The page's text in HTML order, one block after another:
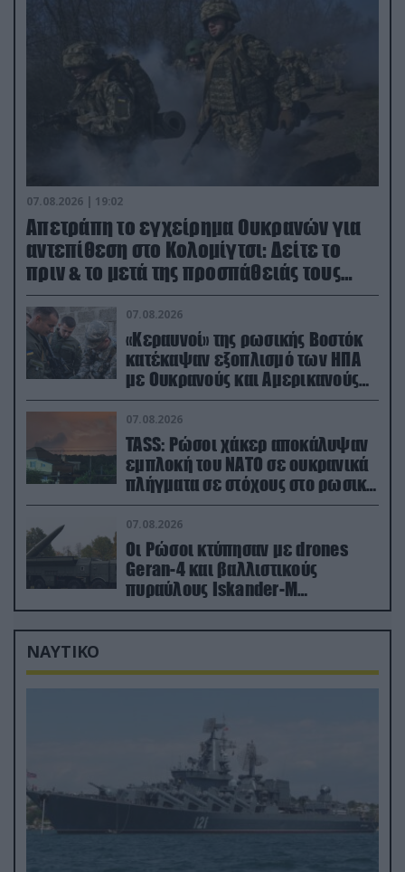
07.08.2026 | 19:02
Απετράπη το εγχείρημα Ουκρανών για
αντεπίθεση στο Κολομίγτσι: Δείτε το
πριν & το μετά της προσπάθειάς τους
(βίντεο)
07.08.2026
«Κεραυνοί» της ρωσικής Βοστόκ
κατέκαψαν εξοπλισμό των ΗΠΑ
με Ουκρανούς και Αμερικανούς
μισθοφόρους – Δείτε βίντεο
07.08.2026
TASS: Ρώσοι χάκερ αποκάλυψαν
εμπλοκή του ΝΑΤΟ σε ουκρανικά
πλήγματα σε στόχους στο ρωσικό
έδαφος!
07.08.2026
Οι Ρώσοι κτύπησαν με drones
Geran-4 και βαλλιστικούς
πυραύλους Iskander-M
ουκρανικό τρένο με στρατιωτικό
εξοπλισμό
ΝΑΥΤΙΚΟ